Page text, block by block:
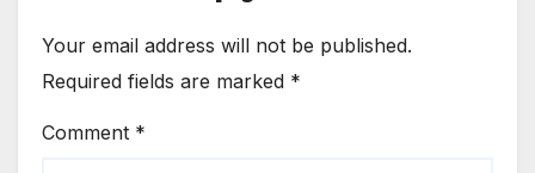
Your email address will not be published.
Required fields are marked *
Comment *